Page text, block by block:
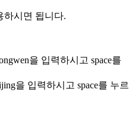
하시면 됩니다.
을 입력하시고 space를
을 입력하시고 space를 누르